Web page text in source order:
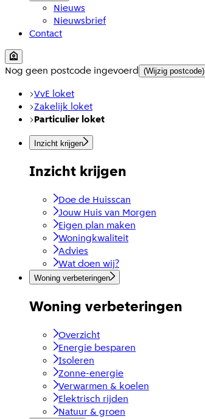
Nieuws
Nieuwsbrief
Contact
Nog geen postcode ingevoerd (Wijzig postcode)
VvE loket
Zakelijk loket
Particulier loket
Inzicht krijgen
Inzicht krijgen
Doe de Huisscan
Jouw Huis van Morgen
Eigen plan maken
Woningkwaliteit
Advies
Wat doen wij?
Woning verbeteringen
Woning verbeteringen
Overzicht
Energie besparen
Isoleren
Zonne-energie
Verwarmen & koelen
Elektrisch rijden
Natuur & groen